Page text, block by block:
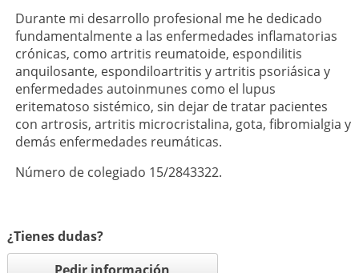
Durante mi desarrollo profesional me he dedicado
fundamentalmente a las enfermedades inflamatorias
crónicas, como artritis reumatoide, espondilitis
anquilosante, espondiloartritis y artritis psoriásica y
enfermedades autoinmunes como el lupus
eritematoso sistémico, sin dejar de tratar pacientes
con artrosis, artritis microcristalina, gota, fibromialgia y
demás enfermedades reumáticas.
Número de colegiado 15/2843322.
¿Tienes dudas?